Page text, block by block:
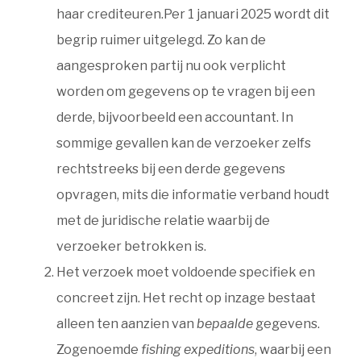
haar crediteuren.Per 1 januari 2025 wordt dit
begrip ruimer uitgelegd. Zo kan de
aangesproken partij nu ook verplicht
worden om gegevens op te vragen bij een
derde, bijvoorbeeld een accountant. In
sommige gevallen kan de verzoeker zelfs
rechtstreeks bij een derde gegevens
opvragen, mits die informatie verband houdt
met de juridische relatie waarbij de
verzoeker betrokken is.
Het verzoek moet voldoende specifiek en
concreet zijn. Het recht op inzage bestaat
alleen ten aanzien van bepaalde gegevens.
Zogenoemde fishing expeditions, waarbij een